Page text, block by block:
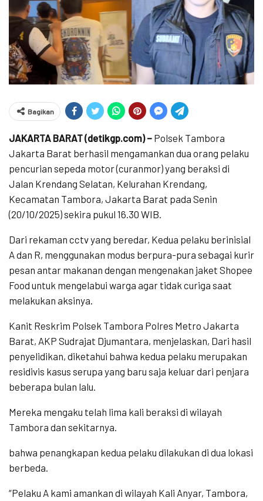
Bagikan
JAKARTA BARAT (detikgp.com) – Polsek Tambora
Jakarta Barat berhasil mengamankan dua orang pelaku
pencurian sepeda motor (curanmor) yang beraksi di
Jalan Krendang Selatan, Kelurahan Krendang,
Kecamatan Tambora, Jakarta Barat pada Senin
(20/10/2025) sekira pukul 16.30 WIB.
Dari rekaman cctv yang beredar, Kedua pelaku berinisial
A dan R, menggunakan modus berpura-pura sebagai kurir
pesan antar makanan dengan mengenakan jaket Shopee
Food untuk mengelabui warga agar tidak curiga saat
melakukan aksinya.
Kanit Reskrim Polsek Tambora Polres Metro Jakarta
Barat, AKP Sudrajat Djumantara, menjelaskan, Dari hasil
penyelidikan, diketahui bahwa kedua pelaku merupakan
residivis kasus serupa yang baru saja keluar dari penjara
beberapa bulan lalu.
Mereka mengaku telah lima kali beraksi di wilayah
Tambora dan sekitarnya.
bahwa penangkapan kedua pelaku dilakukan di dua lokasi
berbeda.
“Pelaku A kami amankan di wilayah Kali Anyar, Tambora,